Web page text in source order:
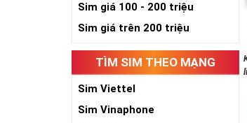
Sim giá 100 - 200 triệu
Sim giá trên 200 triệu
TÌM SIM THEO MẠNG
Sim Viettel
Sim Vinaphone